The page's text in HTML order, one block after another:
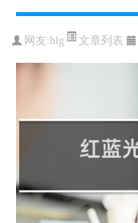
网友:hlg 文章列表